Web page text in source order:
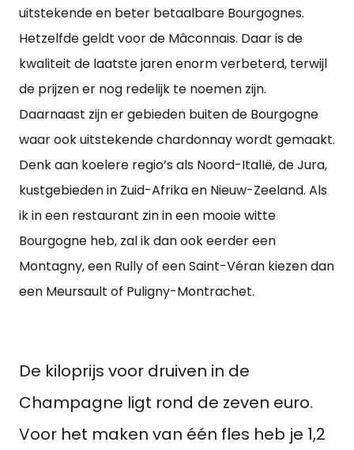
uitstekende en beter betaalbare Bourgognes.
Hetzelfde geldt voor de Mâconnais. Daar is de
kwaliteit de laatste jaren enorm verbeterd, terwijl
de prijzen er nog redelijk te noemen zijn.
Daarnaast zijn er gebieden buiten de Bourgogne
waar ook uitstekende chardonnay wordt gemaakt.
Denk aan koelere regio’s als Noord-ItalIë, de Jura,
kustgebieden in Zuid-Afrika en Nieuw-Zeeland. Als
ik in een restaurant zin in een mooie witte
Bourgogne heb, zal ik dan ook eerder een
Montagny, een Rully of een Saint-Véran kiezen dan
een Meursault of Puligny-Montrachet.
De kiloprijs voor druiven in de
Champagne ligt rond de zeven euro.
Voor het maken van één fles heb je 1,2